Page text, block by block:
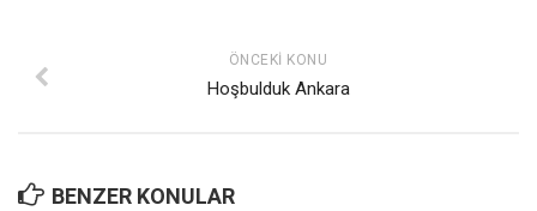
ÖNCEKI KONU
Hoşbulduk Ankara
BENZER KONULAR